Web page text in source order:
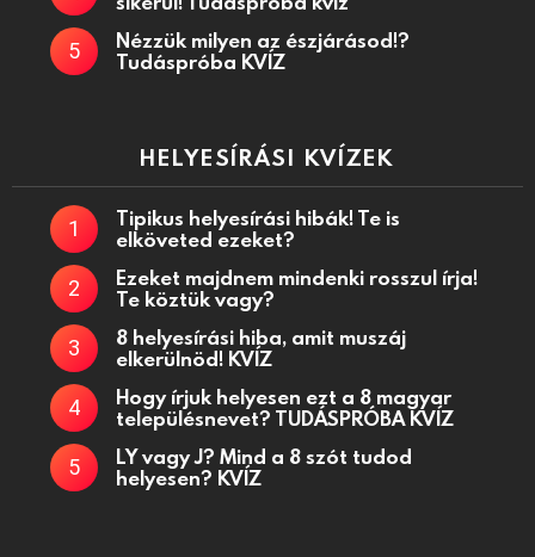
Nézzük milyen az észjárásod!?
Tudáspróba KVÍZ
HELYESÍRÁSI KVÍZEK
Tipikus helyesírási hibák! Te is
elköveted ezeket?
Ezeket majdnem mindenki rosszul írja!
Te köztük vagy?
8 helyesírási hiba, amit muszáj
elkerülnöd! KVÍZ
Hogy írjuk helyesen ezt a 8 magyar
településnevet? TUDÁSPRÓBA KVÍZ
LY vagy J? Mind a 8 szót tudod
helyesen? KVÍZ